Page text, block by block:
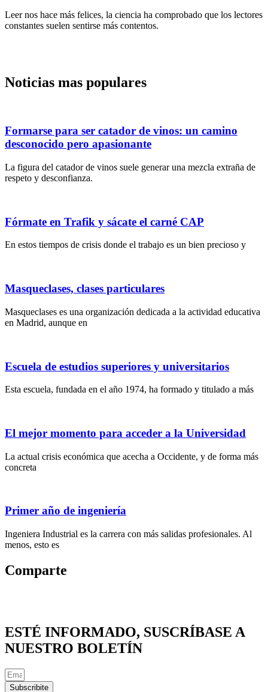
Leer nos hace más felices, la ciencia ha comprobado que los lectores
constantes suelen sentirse más contentos.
Noticias mas populares
Formarse para ser catador de vinos: un camino
desconocido pero apasionante
La figura del catador de vinos suele generar una mezcla extraña de
respeto y desconfianza.
Fórmate en Trafik y sácate el carné CAP
En estos tiempos de crisis donde el trabajo es un bien precioso y
Masqueclases, clases particulares
Masqueclases es una organización dedicada a la actividad educativa
en Madrid, aunque en
Escuela de estudios superiores y universitarios
Esta escuela, fundada en el año 1974, ha formado y titulado a más
El mejor momento para acceder a la Universidad
La actual crisis económica que acecha a Occidente, y de forma más
concreta
Primer año de ingeniería
Ingeniera Industrial es la carrera con más salidas profesionales. Al
menos, esto es
Comparte
ESTÉ INFORMADO, SUSCRÍBASE A
NUESTRO BOLETÍN
Subscribite